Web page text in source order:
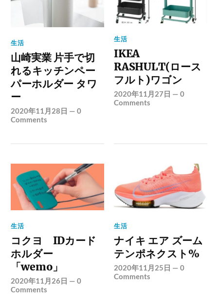
生活
山崎実業 片手で切
れるキッチンペー
パーホルダー タワ
ー
2020年11月28日 —0
Comments
生活
IKEA
RASHULT(ロース
フルト)ワゴン
2020年11月27日 —0
Comments
生活
コクヨ IDカード
ホルダー
「wemo」
2020年11月26日 —0
Comments
生活
ナイキ エア ズーム
テンポネクスト%
2020年11月25日 —0
Comments